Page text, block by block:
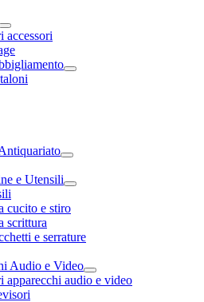
accessori
e Utensili
cucito e stiro
scrittura
e serrature
Audio e Video
apparecchi audio e video